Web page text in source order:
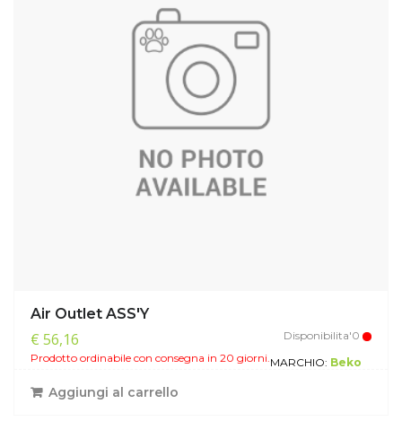
Air Outlet ASS'Y
€ 56,16
Disponibilita'0
Prodotto ordinabile con consegna in 20 giorni.MARCHIO: Beko
Aggiungi al carrello